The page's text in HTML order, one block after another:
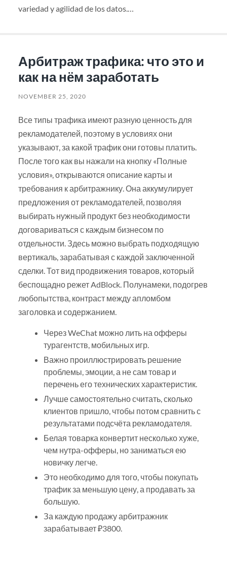
variedad y agilidad de los datos.…
Арбитраж трафика: что это и
как на нём заработать
NOVEMBER 25, 2020
Все типы трафика имеют разную ценность для
рекламодателей, поэтому в условиях они
указывают, за какой трафик они готовы платить.
После того как вы нажали на кнопку «Полные
условия», открываются описание карты и
требования к арбитражнику. Она аккумулирует
предложения от рекламодателей, позволяя
выбирать нужный продукт без необходимости
договариваться с каждым бизнесом по
отдельности. Здесь можно выбрать подходящую
вертикаль, зарабатывая с каждой заключенной
сделки. Тот вид продвижения товаров, который
беспощадно режет AdBlock. Полунамеки, подогрев
любопытства, контраст между апломбом
заголовка и содержанием.
Через WeChat можно лить на офферы
турагентств, мобильных игр.
Важно проиллюстрировать решение
проблемы, эмоции, а не сам товар и
перечень его технических характеристик.
Лучше самостоятельно считать, сколько
клиентов пришло, чтобы потом сравнить с
результатами подсчёта рекламодателя.
Белая товарка конвертит несколько хуже,
чем нутра-офферы, но заниматься ею
новичку легче.
Это необходимо для того, чтобы покупать
трафик за меньшую цену, а продавать за
большую.
За каждую продажу арбитражник
зарабатывает ₽3800.